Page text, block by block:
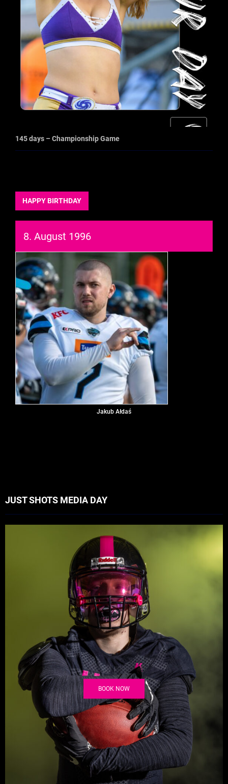
145 days – Championship Game
HAPPY BIRTHDAY
8. August 1996
Jakub Ałdaś
JUST SHOTS MEDIA DAY
BOOK NOW